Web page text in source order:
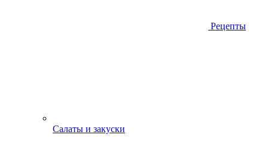
Рецепты
Салаты и закуски